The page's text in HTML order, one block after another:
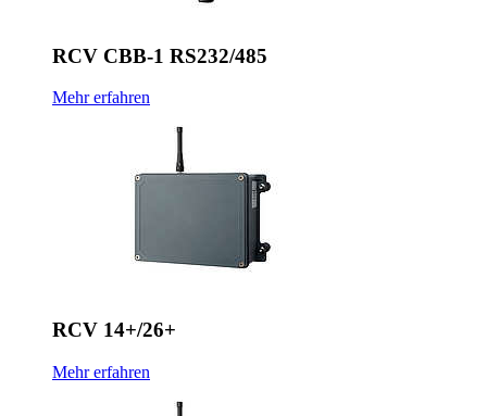
RCV CBB-1 RS232/485
Mehr erfahren
RCV 14+/26+
Mehr erfahren